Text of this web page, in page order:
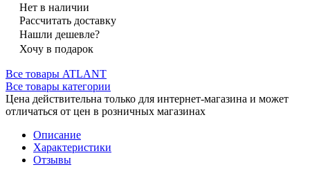
Нет в наличии
Рассчитать доставку
Нашли дешевле?
Хочу в подарок
Все товары ATLANT
Все товары категории
Цена действительна только для интернет-магазина и может
отличаться от цен в розничных магазинах
Описание
Характеристики
Отзывы